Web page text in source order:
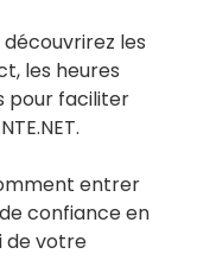
les
les heures
pour faciliter
entrer
confiance en
de votre